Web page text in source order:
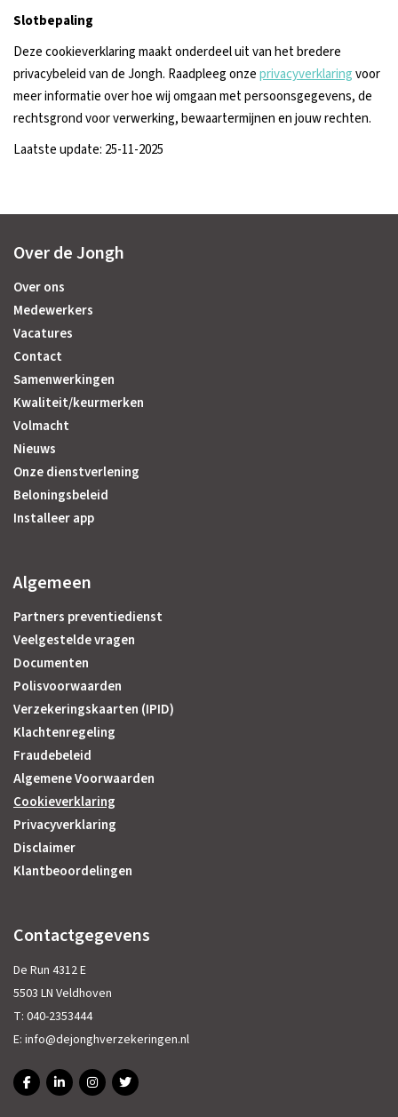
Slotbepaling
Deze cookieverklaring maakt onderdeel uit van het bredere
privacybeleid van de Jongh. Raadpleeg onzeprivacyverklaringvoor
meer informatie over hoe wij omgaan met persoonsgegevens, de
rechtsgrond voor verwerking, bewaartermijnen en jouw rechten.
Laatste update: 25-11-2025
Over de Jongh
Over ons
Medewerkers
Vacatures
Contact
Samenwerkingen
Kwaliteit/keurmerken
Volmacht
Nieuws
Onze dienstverlening
Beloningsbeleid
Installeer app
Algemeen
Partners preventiedienst
Veelgestelde vragen
Documenten
Polisvoorwaarden
Verzekeringskaarten (IPID)
Klachtenregeling
Fraudebeleid
Algemene Voorwaarden
Cookieverklaring
Privacyverklaring
Disclaimer
Klantbeoordelingen
Contactgegevens
De Run 4312 E
5503 LN Veldhoven
T: 040-2353444
E: info@dejonghverzekeringen.nl